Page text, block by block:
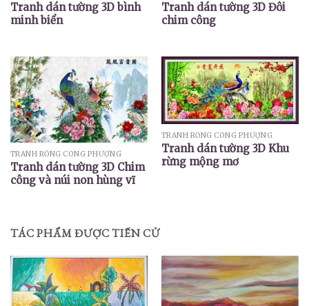
Tranh dán tường 3D bình
minh biển
Tranh dán tường 3D Đôi
chim công
TRANH RỒNG CÔNG PHƯỢNG
Tranh dán tường 3D Chim
công và núi non hùng vĩ
TRANH RỒNG CÔNG PHƯỢNG
Tranh dán tường 3D Khu
rừng mộng mơ
TÁC PHẨM ĐƯỢC TIẾN CỬ